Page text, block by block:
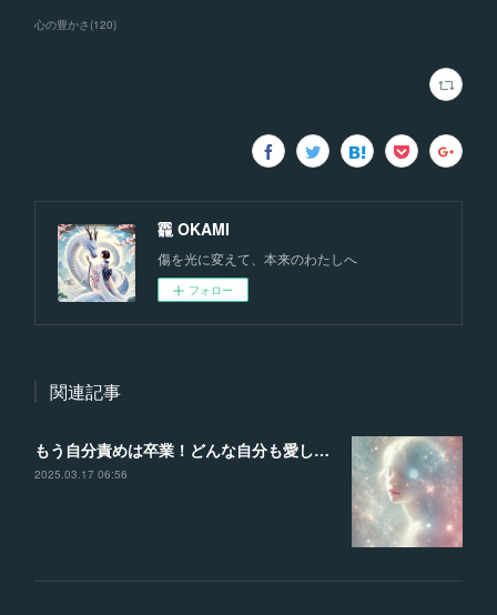
心の豊かさ (120)
龗 OKAMI
傷を光に変えて、本来のわたしへ
フォロー
関連記事
もう自分責めは卒業！どんな自分も愛して、理想の未来を叶える魔法の言葉
2025.03.17 06:56